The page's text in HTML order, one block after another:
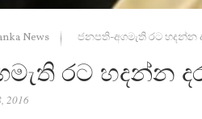
News ජනපති-අගමැති රට හදන්න
රට හදන්න
2016